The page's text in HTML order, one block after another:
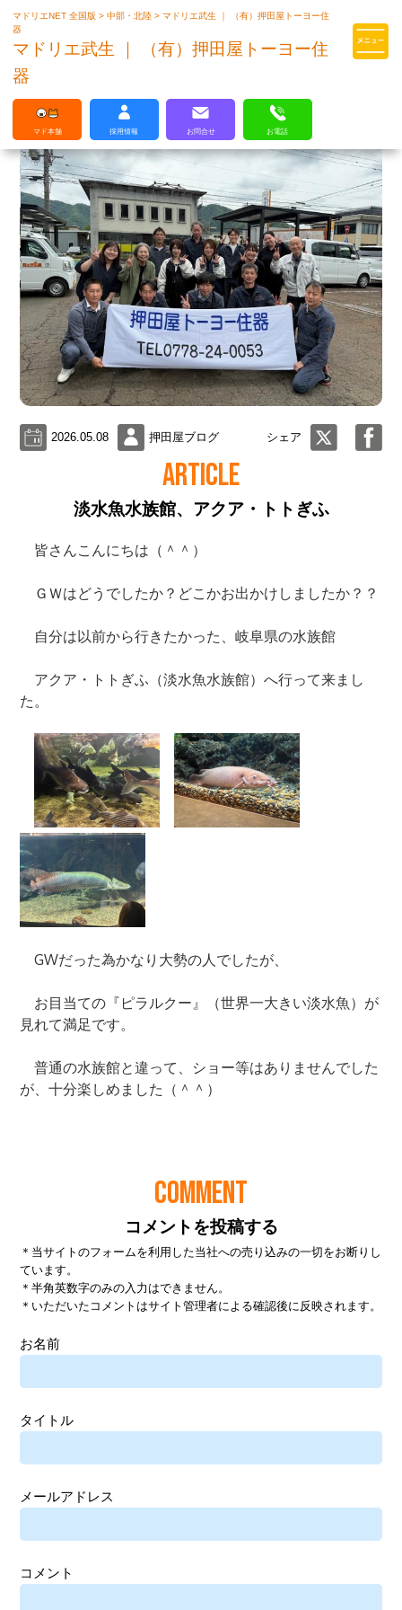
マドリエはLIXILの厳しい基準を
マドリエNET 全国版>中部・北陸>マドリエ武生 ｜ （有）押田屋トーヨー住
器
マドリエ武生 ｜ （有）押田屋トーヨー住
器
マド本舗 採用情報 お問合せ お電話
2026.05.08 押田屋ブログ シェア
ARTICLE
淡水魚水族館、アクア・トトぎふ
COMMENT
コメントを投稿する
＊当サイトのフォームを利用した当社への売り込みの一切をお断りし
ています。
＊半角英数字のみの入力はできません。
＊いただいたコメントはサイト管理者による確認後に反映されます。
お名前
タイトル
メールアドレス
コメント